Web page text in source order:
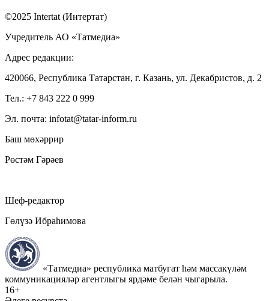
©2025 Intertat (Интертат)
Учредитель АО «Татмедиа»
Адрес редакции:
420066, Республика Татарстан, г. Казань, ул. Декабристов, д. 2
Тел.: +7 843 222 0 999
Эл. почта: infotat@tatar-inform.ru
Баш мөхәррир
Рөстәм Гәрәев
Шеф-редактор
Гөлүзә Ибраһимова
«Татмедиа» республика матбугат һәм массакүләм
коммуникацияләр агентлыгы ярдәме белән чыгарыла.
16+